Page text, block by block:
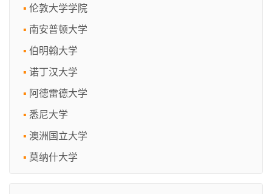
伦敦大学学院
南安普顿大学
伯明翰大学
诺丁汉大学
阿德雷德大学
悉尼大学
澳洲国立大学
莫纳什大学